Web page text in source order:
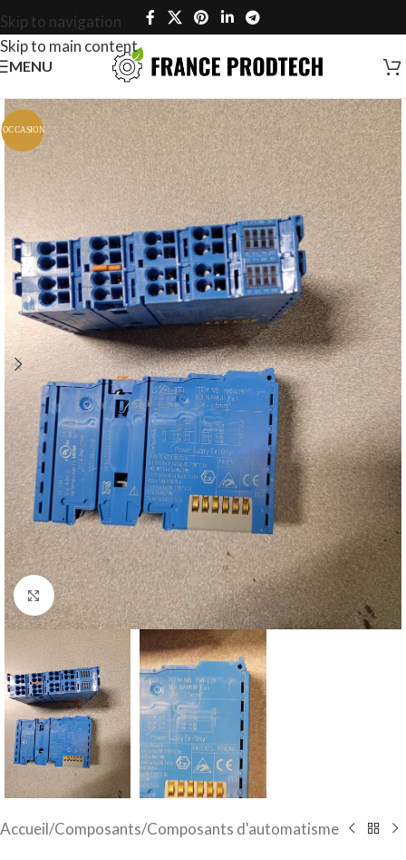
Skip to navigation
Skip to main content
MENU
Click to enlarge
Accueil/Composants/Composants d'automatisme